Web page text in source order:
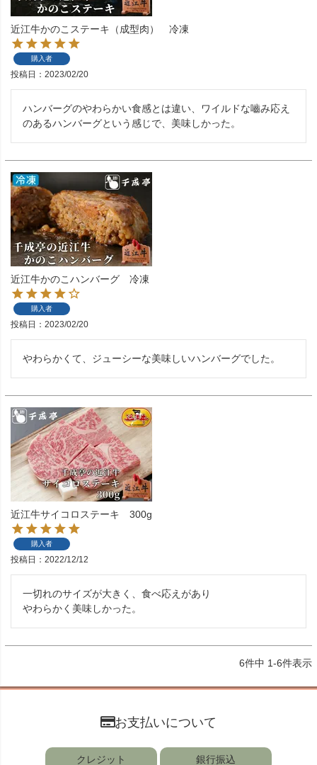
近江牛かのこステーキ（成型肉） 冷凍
購入者
投稿日 2023/02/20
ハンバーグのやわらかい食感とは違い、ワイルドな嚙み応え
のあるハンバーグという感じで、美味しかった。
近江牛かのこハンバーグ 冷凍
購入者
投稿日 2023/02/20
やわらかくて、ジューシーな美味しいハンバーグでした。
近江牛サイコロステーキ 300g
購入者
投稿日 2022/12/12
一切れのサイズが大きく、食べ応えがあり
やわらかく美味しかった。
6件中 1-6件表示
お支払いについて
クレジット 銀行振込